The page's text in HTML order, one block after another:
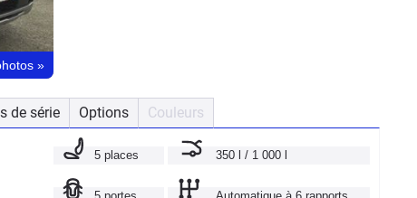
»
de série Options Couleurs
5 places 350 l / 1 000 l